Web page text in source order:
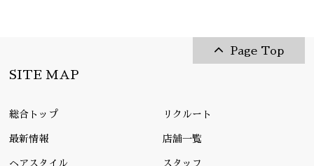
Page Top
SITE MAP
総合トップ リクルート
最新情報 店舗一覧
ヘアスタイル スタッフ